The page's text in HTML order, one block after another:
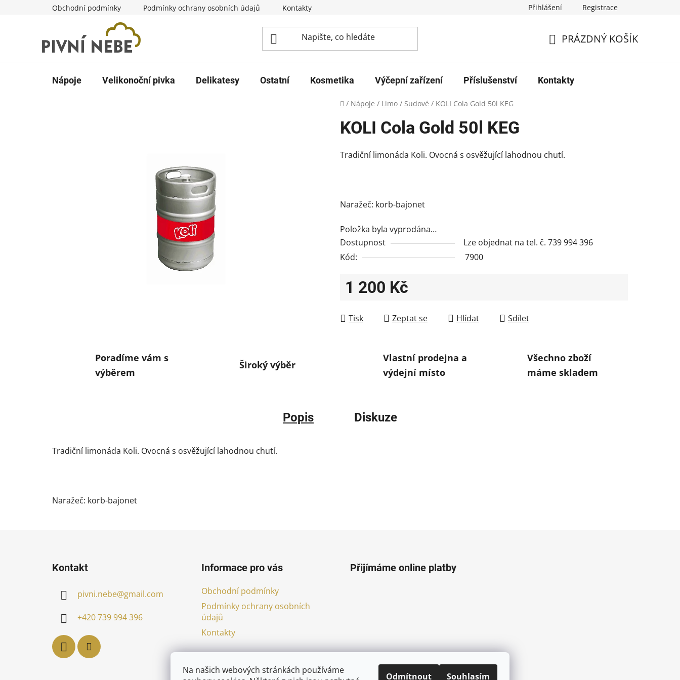
Na našich webových stránkách používáme
Odmítnout Souhlasím
Obchodní podmínky Podmínky ochrany osobních údajů Kontakty Přihlášení Registrace
KOŠÍK
PRÁZDNÝ KOŠÍK
Nápoje Velikonoční pivka Delikatesy Ostatní Kosmetika Výčepní zařízení Příslušenství Kontakty
Domů
/ Nápoje / Limo / Sudové / KOLI Cola Gold 50l KEG
KOLI Cola Gold 50l KEG
Tradiční limonáda Koli. Ovocná s osvěžující lahodnou chutí.
Naražeč: korb-bajonet
Položka byla vyprodána…
Dostupnost
Lze objednat na tel. č. 739 994 396
Kód:
7900
1 200 Kč
Tisk
Zeptat se Hlídat Sdílet
Poradíme vám s
výběrem
Široký výběr
Vlastní prodejna a
výdejní místo
Všechno zboží
máme skladem
Popis Diskuze
Tradiční limonáda Koli. Ovocná s osvěžující lahodnou chutí.
Naražeč: korb-bajonet
Kontakt
pivni.nebe@gmail.com
+420 739 994 396
Informace pro vás
Obchodní podmínky
Podmínky ochrany osobních
údajů
Kontakty
Přijímáme online platby